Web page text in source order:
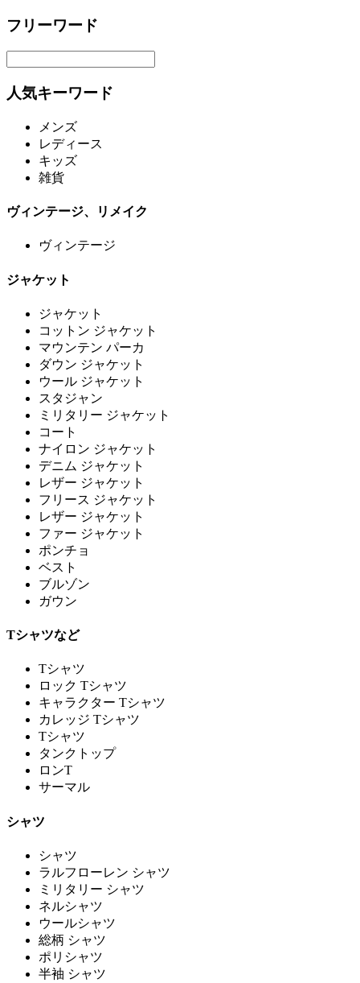
フリーワード
人気キーワード
メンズ
レディース
キッズ
雑貨
ヴィンテージ、リメイク
ヴィンテージ
ジャケット
ジャケット
コットン ジャケット
マウンテン パーカ
ダウン ジャケット
ウール ジャケット
スタジャン
ミリタリー ジャケット
コート
ナイロン ジャケット
デニム ジャケット
レザー ジャケット
フリース ジャケット
レザー ジャケット
ファー ジャケット
ポンチョ
ベスト
ブルゾン
ガウン
Tシャツなど
Tシャツ
ロック Tシャツ
キャラクター Tシャツ
カレッジ Tシャツ
Tシャツ
タンクトップ
ロンT
サーマル
シャツ
シャツ
ラルフローレン シャツ
ミリタリー シャツ
ネルシャツ
ウールシャツ
総柄 シャツ
ポリシャツ
半袖 シャツ